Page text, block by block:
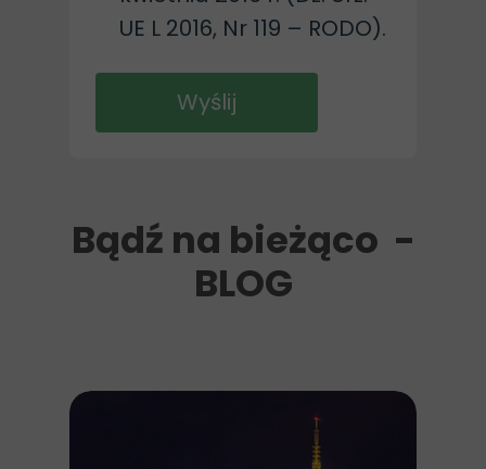
UE L 2016, Nr 119 – RODO).
Wyślij
Bądź na bieżąco -
BLOG